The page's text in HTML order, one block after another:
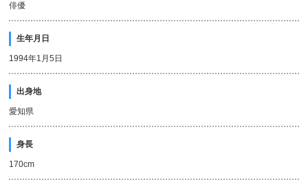
俳優
生年月日
1994年1月5日
出身地
愛知県
身長
170cm